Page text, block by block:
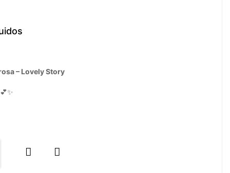
– Lovely Story
 